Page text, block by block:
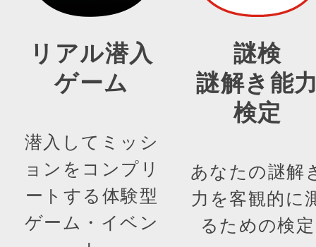
リアル潜入
ゲーム
潜入してミッシ
ョンをコンプリ
ートする体験型
ゲーム・イベン
謎検
謎解き能
検定
あなたの謎解
力を客観的に
るための検定